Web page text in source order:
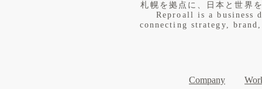
札幌を拠点に、日本と世界
Reproall is a business
connecting strategy,
Company